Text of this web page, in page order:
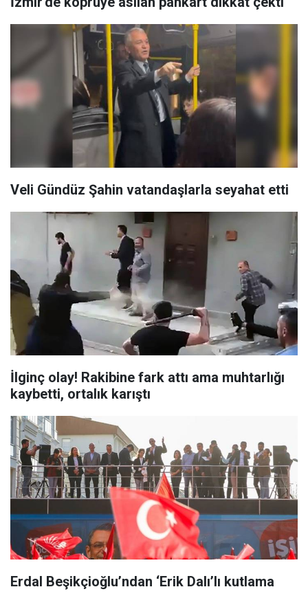
Veli Gündüz Şahin vatandaşlarla seyahat etti
İlginç olay! Rakibine fark attı ama muhtarlığı
kaybetti, ortalık karıştı
Erdal Beşikçioğlu’ndan ‘Erik Dalı’lı kutlama